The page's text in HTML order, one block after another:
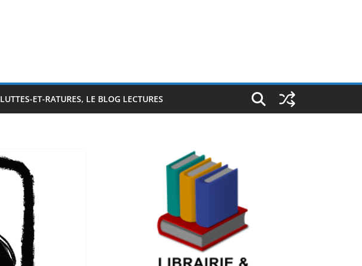
LUTTES-ET-RATURES, LE BLOG LECTURES